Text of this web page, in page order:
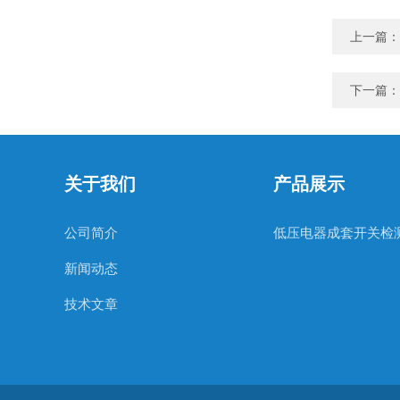
上一篇：
下一篇：
关于我们
公司简介
新闻动态
技术文章
产品展示
低压电器成套开关检